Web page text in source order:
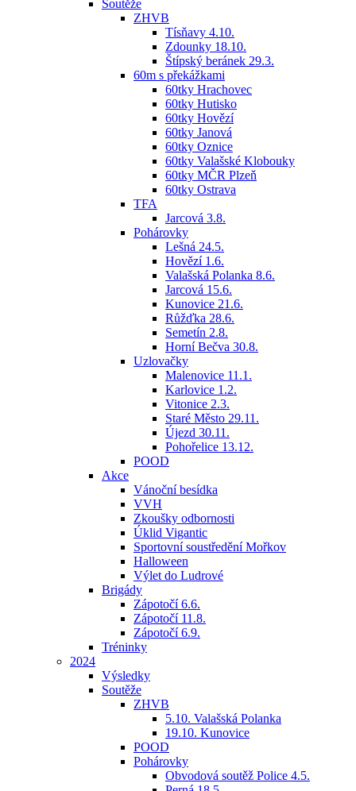
Soutěže
ZHVB
Tísňavy 4.10.
Zdounky 18.10.
Štípský beránek 29.3.
60m s překážkami
60tky Hrachovec
60tky Hutisko
60tky Hovězí
60tky Janová
60tky Oznice
60tky Valašské Klobouky
60tky MČR Plzeň
60tky Ostrava
TFA
Jarcová 3.8.
Pohárovky
Lešná 24.5.
Hovězí 1.6.
Valašská Polanka 8.6.
Jarcová 15.6.
Kunovice 21.6.
Růžďka 28.6.
Semetín 2.8.
Horní Bečva 30.8.
Uzlovačky
Malenovice 11.1.
Karlovice 1.2.
Vitonice 2.3.
Staré Město 29.11.
Újezd 30.11.
Pohořelice 13.12.
POOD
Akce
Vánoční besídka
VVH
Zkoušky odbornosti
Úklid Vigantic
Sportovní soustředění Mořkov
Halloween
Výlet do Ludrové
Brigády
Zápotočí 6.6.
Zápotočí 11.8.
Zápotočí 6.9.
Tréninky
2024
Výsledky
Soutěže
ZHVB
5.10. Valašská Polanka
19.10. Kunovice
POOD
Pohárovky
Obvodová soutěž Police 4.5.